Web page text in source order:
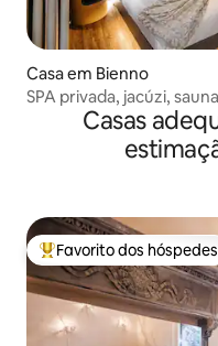
Casa em Bienno
SPA privada, jacúzi,
Casas
Favoritos dos hóspedes
Favorito dos hóspedes